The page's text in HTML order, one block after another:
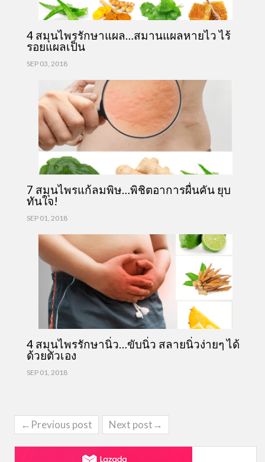
4 สมุนไพรรักษาแผล…สมานแผลหายไว ไร้
รอยแผลเป็น
SEP 03, 2018
7 สมุนไพรแก้ลมพิษ…พิชิตอาการผื่นคัน ยุบ
ทันใจ!
SEP 01, 2018
4 สมุนไพรรักษานิ่ว…ขับนิ่ว สลายนิ่วง่ายๆ ได้
ด้วยตัวเอง
SEP 01, 2018
←Previous post Next post→